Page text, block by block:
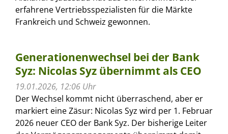
erfahrene Vertriebsspezialisten für die Märkte
Frankreich und Schweiz gewonnen.
Generationenwechsel bei der Bank
Syz: Nicolas Syz übernimmt als CEO
19.01.2026, 12:06 Uhr
Der Wechsel kommt nicht überraschend, aber er
markiert eine Zäsur: Nicolas Syz wird per 1. Februar
2026 neuer CEO der Bank Syz. Der bisherige Leiter